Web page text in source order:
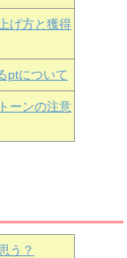
げ方と獲得
ptについて
ーンの注意
う？